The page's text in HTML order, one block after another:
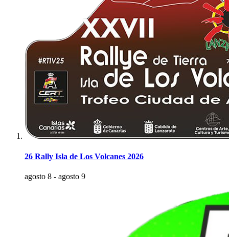
26 Rally Isla de Los Volcanes 2026
agosto 8 - agosto 9